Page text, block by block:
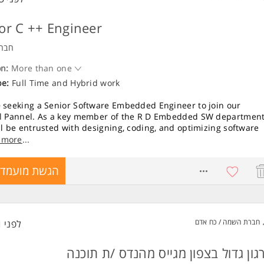
C ++ Engineer
More than one
Full Time and Hybrid work
seeking a Senior Software Embedded Engineer to join our
Pannel. As a key member of the R D Embedded SW
be entrusted with designing, coding, and optimizing software
sophisticated control panels in cutting-edge environments.
through implementation, debugging, and integration with
teams. The ideal candidate wil
Science, Software Engineering, or related field from a
of experience in rt Embedded development.
multi-process design skills.
experience with Embedded Linux (Yocto), including Kernel
...
הגשת
חברת השמה / כח אדם לפני 1 שעות
גדול בצפון מגייס מהנדס /ת תוכנה